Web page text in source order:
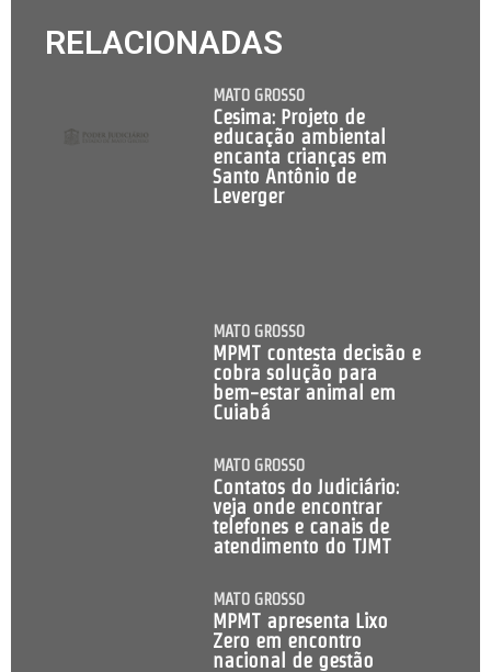
RELACIONADAS
MATO GROSSO
Cesima: Projeto de
educação ambiental
encanta crianças em
Santo Antônio de
Leverger
MATO GROSSO
MPMT contesta decisão e
cobra solução para
bem-estar animal em
Cuiabá
MATO GROSSO
Contatos do Judiciário:
veja onde encontrar
telefones e canais de
atendimento do TJMT
MATO GROSSO
MPMT apresenta Lixo
Zero em encontro
nacional de gestão